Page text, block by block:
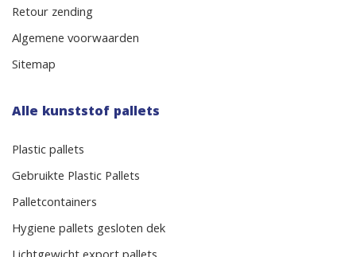
Retour zending
Algemene voorwaarden
Sitemap
Alle kunststof pallets
Plastic pallets
Gebruikte Plastic Pallets
Palletcontainers
Hygiene pallets gesloten dek